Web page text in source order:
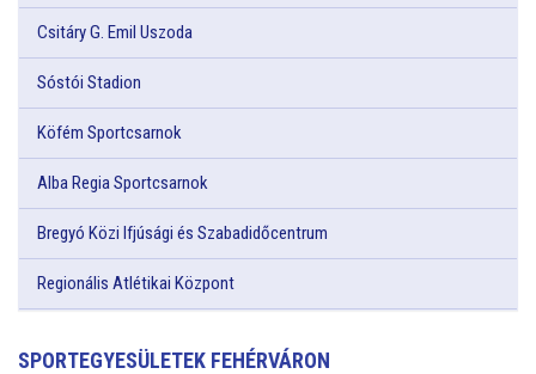
Csitáry G. Emil Uszoda
Sóstói Stadion
Köfém Sportcsarnok
Alba Regia Sportcsarnok
Bregyó Közi Ifjúsági és Szabadidőcentrum
Regionális Atlétikai Központ
SPORTEGYESÜLETEK FEHÉRVÁRON